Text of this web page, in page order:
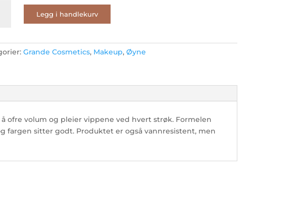
Legg i handlekurv
Grande Cosmetics, Makeup, Øyne
ofre volum og pleier vippene ved hvert strøk. Formelen
fargen sitter godt. Produktet er også vannresistent, men